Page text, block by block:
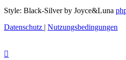
Style: Black-Silver by Joyce&Luna
Datenschutz | Nutzungsbedingungen